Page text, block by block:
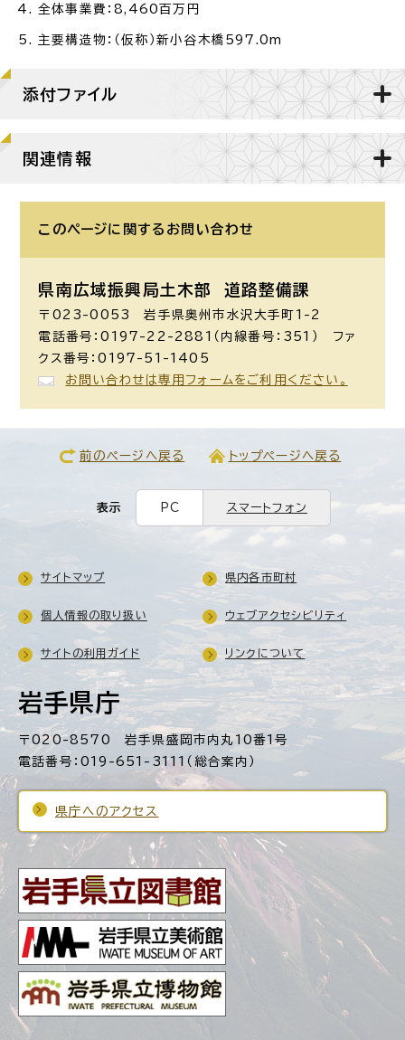
全体事業費：8,460百万円
主要構造物：（仮称）新小谷木橋597.0m
添付ファイル
関連情報
このページに関する お問い合わせ
県南広域振興局土木部 道路整備課
〒023-0053 岩手県奥州市水沢大手町1-2
電話番号：0197-22-2881（内線番号：351） ファ
クス番号：0197-51-1405
お問い合わせは専用フォームをご利用ください。
前のページへ戻る トップページへ戻る
表示 PC スマートフォン
岩手県庁
〒020-8570 岩手県盛岡市内丸10番1号
電話番号：019-651-3111（総合案内）
県庁へのアクセス
サイトマップ 県内各市町村
個人情報の取り扱い ウェブアクセシビリティ
サイトの利用ガイド リンクについて